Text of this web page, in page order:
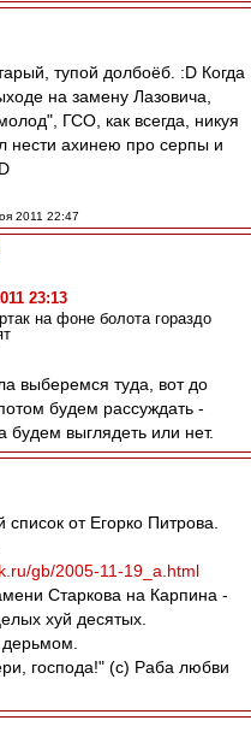
тупой долбоёб. :D Когда
на замену Лазовича,
ГСО, как всегда, никуя
нести ахинею про серпы и
2011 22:47
23:13
на фоне болота гораздо
выберемся туда, вот до
будем рассуждать -
будем выглядеть или нет.
от Егорко Питрова.
gb/2005-11-19_a.html
Старкова на Карпина -
хуй десятых.
господа!" (с) Раба любви